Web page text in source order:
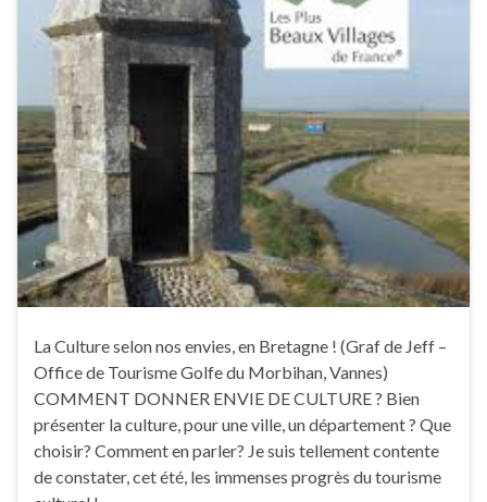
La Culture selon nos envies, en Bretagne ! (Graf de Jeff –
Office de Tourisme Golfe du Morbihan, Vannes)
COMMENT DONNER ENVIE DE CULTURE ? Bien
présenter la culture, pour une ville, un département ? Que
choisir? Comment en parler? Je suis tellement contente
de constater, cet été, les immenses progrès du tourisme